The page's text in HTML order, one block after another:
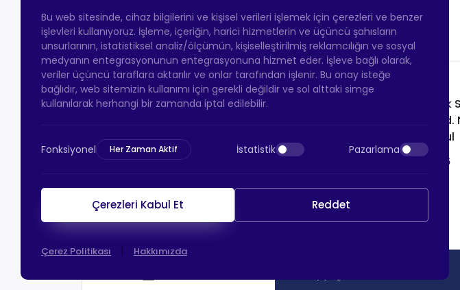
Soğutucu ve Isıtıcı Tekerleği
Atatürk
Ömerli Mah. Uzunçayır Cad.
34555 Arnavutköy/İstanbul
+90 212 640 66 46
Email:info@htsteker.com
Bu web sitesinde, cihaz bilgilerini ve kişisel verileri işlemek için çerezleri ve benzer
işlevleri kullanıyoruz. İşleme, içeriğin, harici hizmetlerin ve üçüncü şahısların
unsurlarının, istatistiksel analiz/ölçümün, kişiselleştirilmiş reklamcılığın ve sosyal
medyanın entegrasyonunun entegrasyonuna hizmet eder. İşleve bağlı olarak,
veriler üçüncü taraflara aktarılır ve onlar tarafından işlenir. Bu onay isteğe
bağlıdır, web sitemizin kullanımı için gerekli değildir ve sol alttaki simge
kullanılarak herhangi bir zamanda iptal edilebilir.
Fonksiyonel Her Zaman Aktif İstatistik Pazarlama
Çerezleri Kabul Et Reddet
Çerez Politikası | Hakkımızda